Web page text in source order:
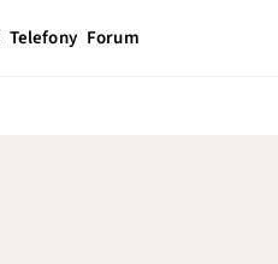
Telefony Forum